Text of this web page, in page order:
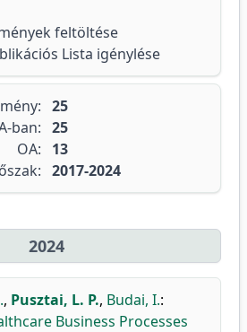
feltöltése
Lista igénylése
25
ban: 25
OA:
13
2017-2024
2024
, Pusztai, L. P., Budai, I.:
Business Processes